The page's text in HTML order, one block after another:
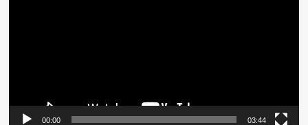
00:00 03:44